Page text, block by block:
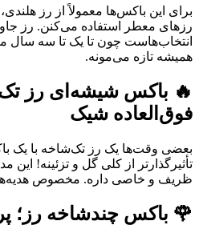
برای این باکس‌ها معمولاً از رز
رزهای معطر استفاده می‌کنن. رز
انتخاب‌هاست چون تا یک تا سه سال
همیشه تازه می‌مونه.
🔥 باکس شیشه‌ای رز
فوق‌العاده شیک
بعضی وقت‌ها یک رز تک‌شاخه با یک
تأثیرگذارتر از کلی گل و تزئینه!
ظریف و خاصی داره. مخصوص
🌹 باکس چندشاخه رز؛